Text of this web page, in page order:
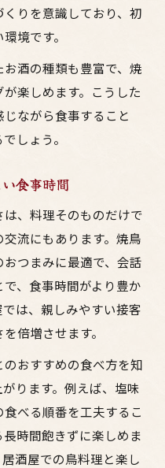
りを意識しており、初
境です。
酒の種類も豊富で、焼
楽しめます。こうした
ながら食事すること
しょう。
食事時間
、料理そのものだけで
流にもあります。焼鳥
つまみに最適で、会話
、食事時間がより豊か
は、親しみやすい接客
倍増させます。
おすすめの食べ方を知
ります。例えば、塩味
べる順番を工夫するこ
時間飽きずに楽しめま
酒屋での鳥料理と楽し